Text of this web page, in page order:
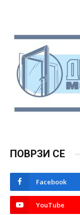
ПОВРЗИ СЕ
Facebook
YouTube